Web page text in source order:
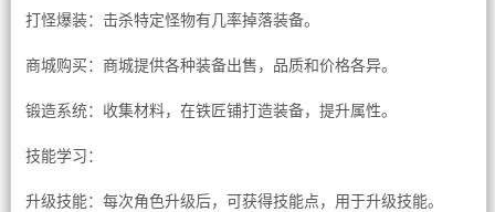
打怪爆装：击杀特定怪物有几率掉落装备。
商城购买：商城提供各种装备出售，品质和价格各异。
锻造系统：收集材料，在铁匠铺打造装备，提升属性。
技能学习：
升级技能：每次角色升级后，可获得技能点，用于升级技能。